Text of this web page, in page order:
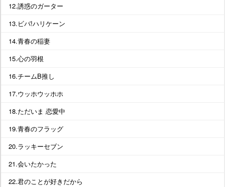
12.誘惑のガーター
13.ビバ!ハリケーン
14.青春の稲妻
15.心の羽根
16.チームB推し
17.ウッホウッホホ
18.ただいま 恋愛中
19.青春のフラッグ
20.ラッキーセブン
21.会いたかった
22.君のことが好きだから